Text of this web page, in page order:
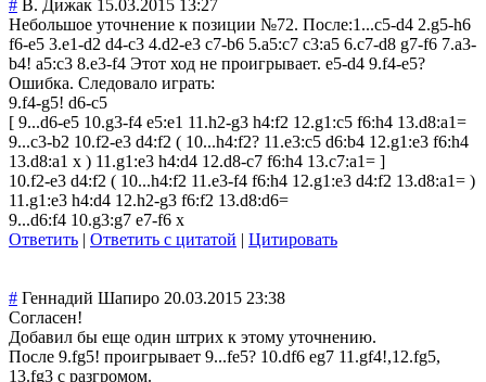
# В. Дижак 15.03.2015 13:27
Небольшое уточнение к позиции №72. После:1...c5-d4 2.g5-h6
f6-e5 3.e1-d2 d4-c3 4.d2-e3 c7-b6 5.a5:c7 c3:a5 6.c7-d8 g7-f6 7.a3-
b4! a5:c3 8.e3-f4 Этот ход не проигрывает. e5-d4 9.f4-e5?
Ошибка. Следовало играть:
9.f4-g5! d6-c5
[ 9...d6-e5 10.g3-f4 e5:e1 11.h2-g3 h4:f2 12.g1:c5 f6:h4 13.d8:a1=
9...c3-b2 10.f2-e3 d4:f2 ( 10...h4:f2? 11.e3:c5 d6:b4 12.g1:e3 f6:h4
13.d8:a1 x ) 11.g1:e3 h4:d4 12.d8-c7 f6:h4 13.c7:a1= ]
10.f2-e3 d4:f2 ( 10...h4:f2 11.e3-f4 f6:h4 12.g1:e3 d4:f2 13.d8:a1= )
11.g1:e3 h4:d4 12.h2-g3 f6:f2 13.d8:d6=
9...d6:f4 10.g3:g7 e7-f6 x
Ответить | Ответить с цитатой | Цитировать
# Геннадий Шапиро 20.03.2015 23:38
Согласен!
Добавил бы еще один штрих к этому уточнению.
После 9.fg5! проигрывает 9...fe5? 10.df6 eg7 11.gf4!,12.fg5,
13.fg3 с разгромом.